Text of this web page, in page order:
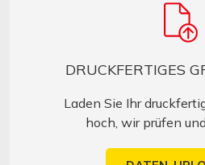
Stempel herstellen
DRUCKFERTIGES
Laden Sie Ihr
hoch, wir prüfen